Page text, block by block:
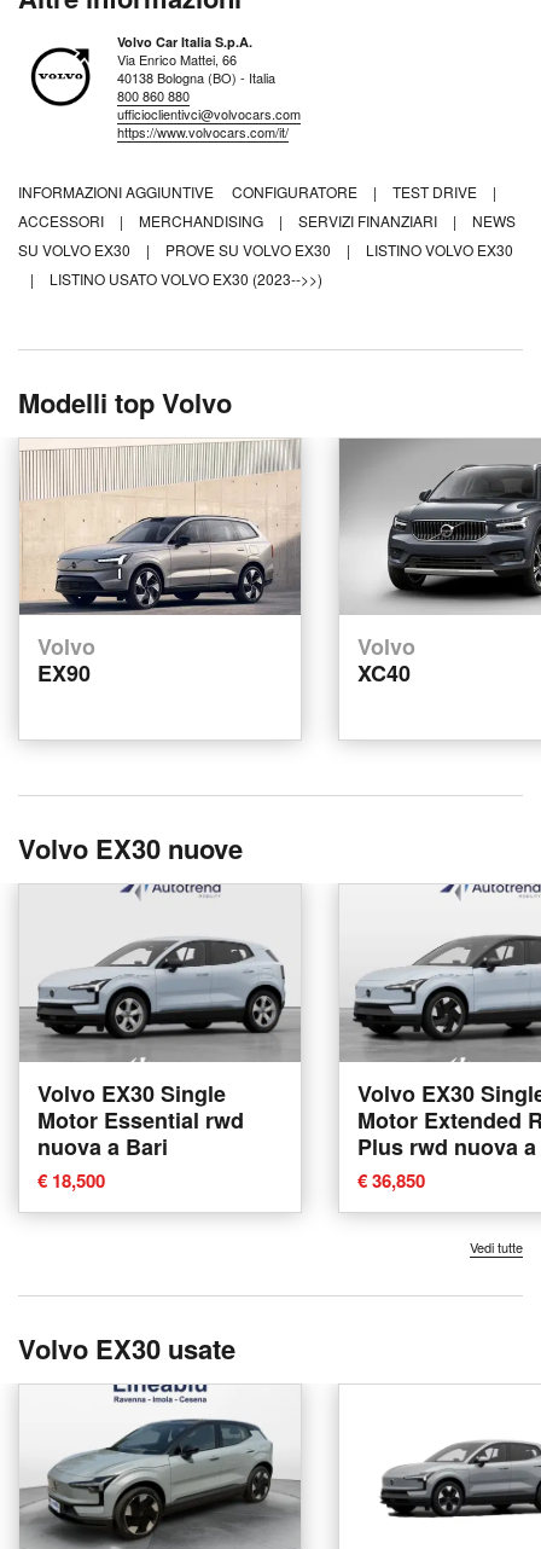
Volvo Car Italia S.p.A.
Via Enrico Mattei, 66
40138 Bologna (BO) - Italia
800 860 880
ufficioclientivci@volvocars.com
https://www.volvocars.com/it/
INFORMAZIONI AGGIUNTIVE CONFIGURATORE | TEST DRIVE
|
ACCESSORI
| MERCHANDISING | SERVIZI FINANZIARI |
NEWS
SU VOLVO EX30
| PROVE SU VOLVO EX30 |
LISTINO VOLVO EX30
|
LISTINO USATO VOLVO EX30 (2023-->>)
Modelli top Volvo
Volvo
EX90
Volvo
XC40
Volvo EX30 nuove
Volvo EX30 Single
Motor Essential rwd
nuova a Bari
€ 18,500
Volvo EX30
Motor Extended
Plus rwd nuova
€ 36,850
Vedi tutte
Volvo EX30 usate